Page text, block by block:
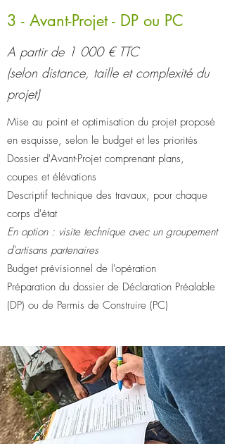
3 - Avant-Projet - DP ou PC
A partir de 1 000 € TTC
(selon distance, taille et complexité du
projet)
Mise au point et optimisation du projet proposé
en esquisse, selon le budget et les priorités
Dossier d'Avant-Projet comprenant plans,
coupes et élévations
Descriptif technique des travaux, pour chaque
corps d'état
En option : visite technique avec un groupement
d'artisans partenaires
Budget prévisionnel de l'opération
Préparation du dossier de Déclaration Préalable
(DP) ou de Permis de Construire (PC)